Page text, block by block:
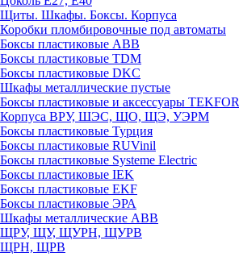
Щиты. Шкафы. Боксы. Корпуса
Коробки пломбировочные под автоматы
Боксы пластиковые ABB
Боксы пластиковые TDM
Боксы пластиковые DKC
Шкафы металлические пустые
Боксы пластиковые и аксессуары TEKFOR
Корпуса ВРУ, ШЭС, ЩО, ЩЭ, УЭРМ
Боксы пластиковые Турция
Боксы пластиковые RUVinil
Боксы пластиковые Systeme Electric
Боксы пластиковые IEK
Боксы пластиковые EKF
Боксы пластиковые ЭРА
Шкафы металлические ABB
ЩРУ, ЩУ, ЩУРН, ЩУРВ
ЩРН, ЩРВ